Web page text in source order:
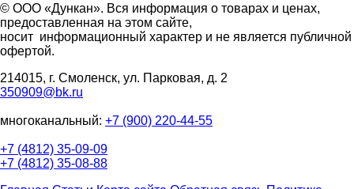
© ООО «Дункан». Вся информация о товарах и ценах,
предоставленная на этом сайте,
носит информационный характер и не является публичной
офертой.
214015, г. Смоленск, ул. Парковая, д. 2
350909@bk.ru
многоканальный: +7 (900) 220-44-55
+7 (4812) 35-09-09
+7 (4812) 35-08-88